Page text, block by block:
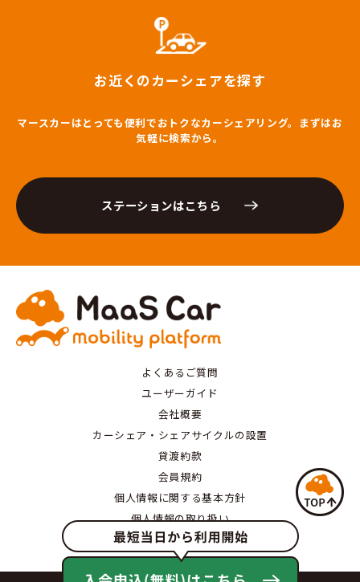
お近くのカーシェアを探す
マースカーはとっても便利でおトクなカーシェアリング。まずはお
気軽に検索から。
ステーションはこちら
よくあるご質問
ユーザーガイド
会社概要
カーシェア・シェアサイクルの設置
貸渡約款
会員規約
個人情報に関する基本方針
個人情報の取り扱い
特定商取引にもとづく表記